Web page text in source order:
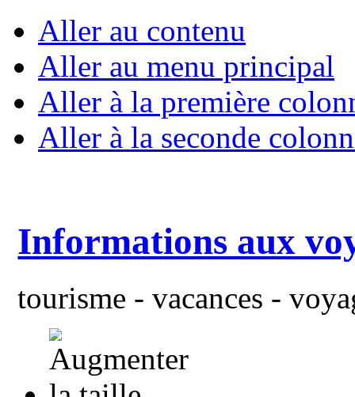
Aller au contenu
Aller au menu principal
Aller à la première
Aller à la seconde
Informations aux
tourisme - vacances -